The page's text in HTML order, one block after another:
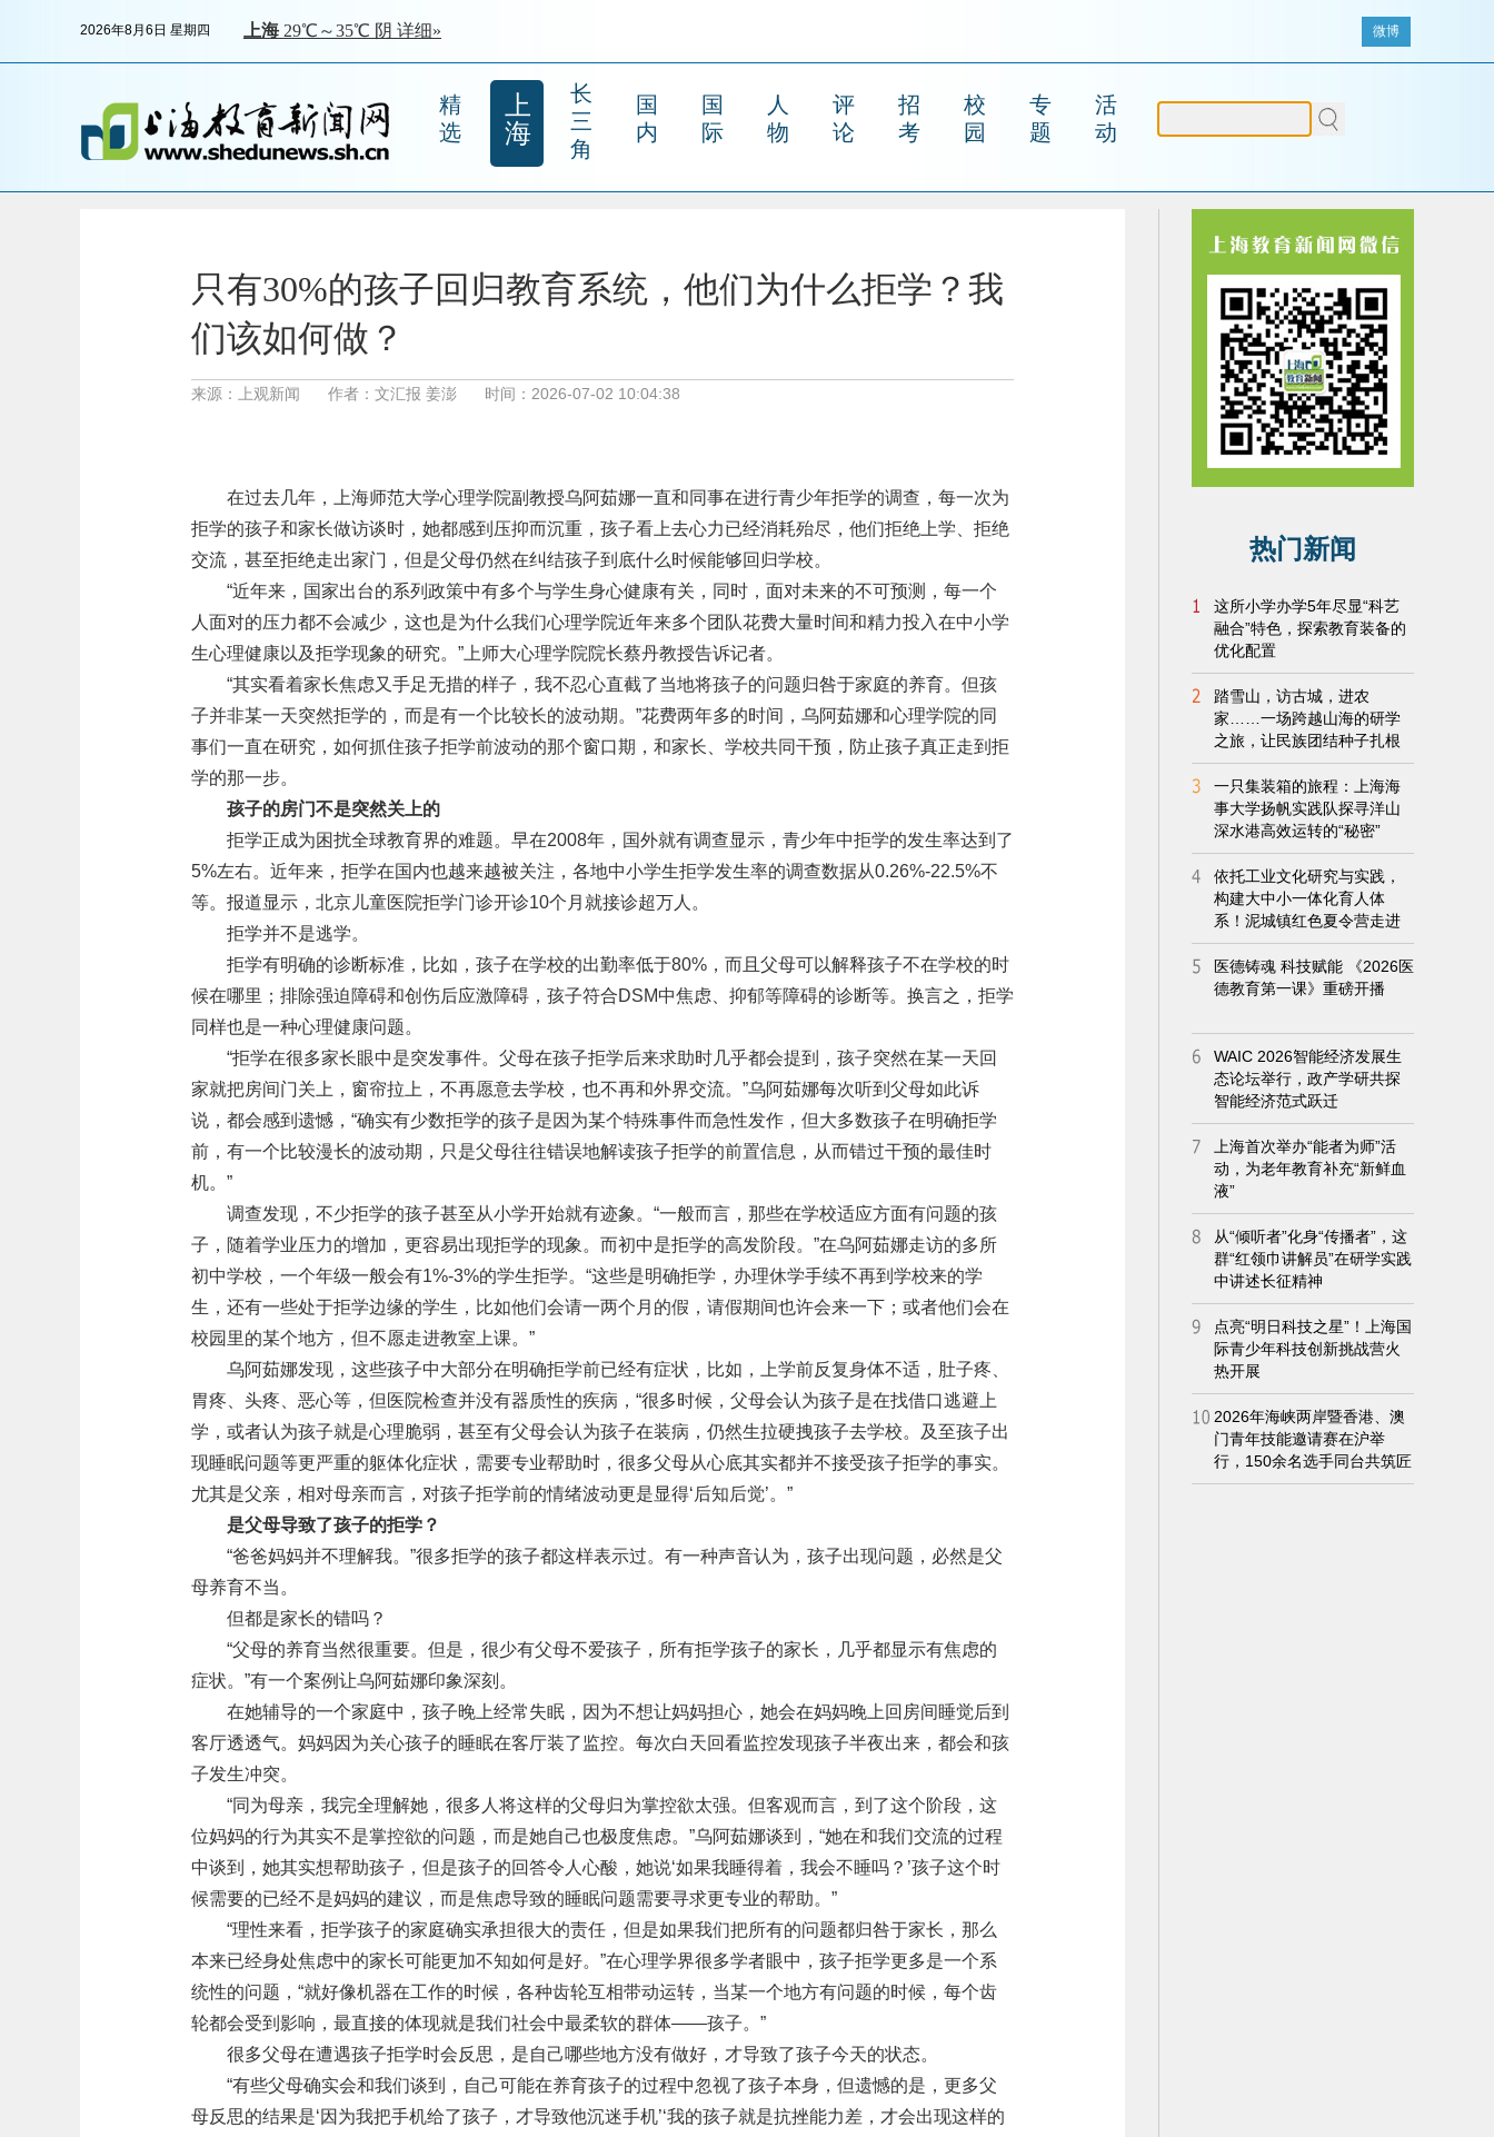
2026年8月6日 星期四 微博
精
选
上
海
长
三
角
国
内
国
际
人
物
评
论
招
考
校
园
专
题
活
动
只有30%的孩子回归教育系统，他们为什么拒学？我
们该如何做？
来源：上观新闻 作者：文汇报 姜澎 时间：2026-07-02 10:04:38
在过去几年，上海师范大学心理学院副教授乌阿茹娜一直和同事在进行青少年拒学的调查，每一次为
拒学的孩子和家长做访谈时，她都感到压抑而沉重，孩子看上去心力已经消耗殆尽，他们拒绝上学、拒绝
交流，甚至拒绝走出家门，但是父母仍然在纠结孩子到底什么时候能够回归学校。
“近年来，国家出台的系列政策中有多个与学生身心健康有关，同时，面对未来的不可预测，每一个
人面对的压力都不会减少，这也是为什么我们心理学院近年来多个团队花费大量时间和精力投入在中小学
生心理健康以及拒学现象的研究。”上师大心理学院院长蔡丹教授告诉记者。
“其实看着家长焦虑又手足无措的样子，我不忍心直截了当地将孩子的问题归咎于家庭的养育。但孩
子并非某一天突然拒学的，而是有一个比较长的波动期。”花费两年多的时间，乌阿茹娜和心理学院的同
事们一直在研究，如何抓住孩子拒学前波动的那个窗口期，和家长、学校共同干预，防止孩子真正走到拒
学的那一步。
孩子的房门不是突然关上的
拒学正成为困扰全球教育界的难题。早在2008年，国外就有调查显示，青少年中拒学的发生率达到了
5%左右。近年来，拒学在国内也越来越被关注，各地中小学生拒学发生率的调查数据从0.26%-22.5%不
等。报道显示，北京儿童医院拒学门诊开诊10个月就接诊超万人。
拒学并不是逃学。
拒学有明确的诊断标准，比如，孩子在学校的出勤率低于80%，而且父母可以解释孩子不在学校的时
候在哪里；排除强迫障碍和创伤后应激障碍，孩子符合DSM中焦虑、抑郁等障碍的诊断等。换言之，拒学
同样也是一种心理健康问题。
“拒学在很多家长眼中是突发事件。父母在孩子拒学后来求助时几乎都会提到，孩子突然在某一天回
家就把房间门关上，窗帘拉上，不再愿意去学校，也不再和外界交流。”乌阿茹娜每次听到父母如此诉
说，都会感到遗憾，“确实有少数拒学的孩子是因为某个特殊事件而急性发作，但大多数孩子在明确拒学
前，有一个比较漫长的波动期，只是父母往往错误地解读孩子拒学的前置信息，从而错过干预的最佳时
机。”
调查发现，不少拒学的孩子甚至从小学开始就有迹象。“一般而言，那些在学校适应方面有问题的孩
子，随着学业压力的增加，更容易出现拒学的现象。而初中是拒学的高发阶段。”在乌阿茹娜走访的多所
初中学校，一个年级一般会有1%-3%的学生拒学。“这些是明确拒学，办理休学手续不再到学校来的学
生，还有一些处于拒学边缘的学生，比如他们会请一两个月的假，请假期间也许会来一下；或者他们会在
校园里的某个地方，但不愿走进教室上课。”
乌阿茹娜发现，这些孩子中大部分在明确拒学前已经有症状，比如，上学前反复身体不适，肚子疼、
胃疼、头疼、恶心等，但医院检查并没有器质性的疾病，“很多时候，父母会认为孩子是在找借口逃避上
学，或者认为孩子就是心理脆弱，甚至有父母会认为孩子在装病，仍然生拉硬拽孩子去学校。及至孩子出
现睡眠问题等更严重的躯体化症状，需要专业帮助时，很多父母从心底其实都并不接受孩子拒学的事实。
尤其是父亲，相对母亲而言，对孩子拒学前的情绪波动更是显得‘后知后觉’。”
是父母导致了孩子的拒学？
“爸爸妈妈并不理解我。”很多拒学的孩子都这样表示过。有一种声音认为，孩子出现问题，必然是父
母养育不当。
但都是家长的错吗？
“父母的养育当然很重要。但是，很少有父母不爱孩子，所有拒学孩子的家长，几乎都显示有焦虑的
症状。”有一个案例让乌阿茹娜印象深刻。
在她辅导的一个家庭中，孩子晚上经常失眠，因为不想让妈妈担心，她会在妈妈晚上回房间睡觉后到
客厅透透气。妈妈因为关心孩子的睡眠在客厅装了监控。每次白天回看监控发现孩子半夜出来，都会和孩
子发生冲突。
“同为母亲，我完全理解她，很多人将这样的父母归为掌控欲太强。但客观而言，到了这个阶段，这
位妈妈的行为其实不是掌控欲的问题，而是她自己也极度焦虑。”乌阿茹娜谈到，“她在和我们交流的过程
中谈到，她其实想帮助孩子，但是孩子的回答令人心酸，她说‘如果我睡得着，我会不睡吗？’孩子这个时
候需要的已经不是妈妈的建议，而是焦虑导致的睡眠问题需要寻求更专业的帮助。”
“理性来看，拒学孩子的家庭确实承担很大的责任，但是如果我们把所有的问题都归咎于家长，那么
本来已经身处焦虑中的家长可能更加不知如何是好。”在心理学界很多学者眼中，孩子拒学更多是一个系
统性的问题，“就好像机器在工作的时候，各种齿轮互相带动运转，当某一个地方有问题的时候，每个齿
轮都会受到影响，最直接的体现就是我们社会中最柔软的群体——孩子。”
很多父母在遭遇孩子拒学时会反思，是自己哪些地方没有做好，才导致了孩子今天的状态。
“有些父母确实会和我们谈到，自己可能在养育孩子的过程中忽视了孩子本身，但遗憾的是，更多父
母反思的结果是‘因为我把手机给了孩子，才导致他沉迷手机’‘我的孩子就是抗挫能力差，才会出现这样的